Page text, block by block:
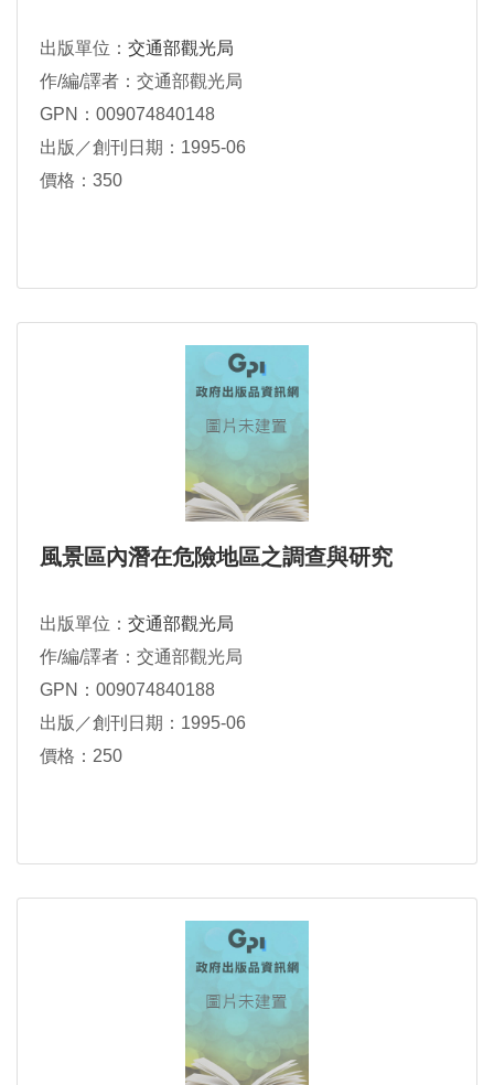
出版單位： 交通部觀光局
作/編/譯者：交通部觀光局
GPN：009074840148
出版／創刊日期：1995-06
價格：350
風景區內潛在危險地區之調查與研究
出版單位： 交通部觀光局
作/編/譯者：交通部觀光局
GPN：009074840188
出版／創刊日期：1995-06
價格：250